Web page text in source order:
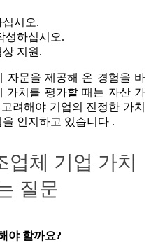
시오.
성하십시오.
지원.
자문을 제공해 온 경험을 바
가치를 평가할 때는 자산 가
려해야 기업의 진정한 가치
인지하고 있습니다 .
업체 기업 가치
질문
야 할까요?